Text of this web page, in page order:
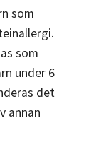
som
som
under 6
det
annan